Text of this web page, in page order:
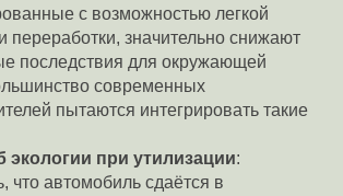
с возможностью легкой
переработки, значительно снижают
последствия для окружающей
современных
пытаются интегрировать такие
экологии при утилизации:
что автомобиль сдаётся в